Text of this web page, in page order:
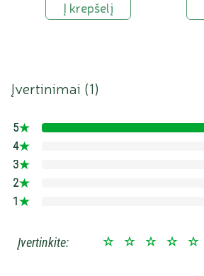
Į krepšelį
Įvertinimai (1)
5
4
3
2
1
Įvertinkite: